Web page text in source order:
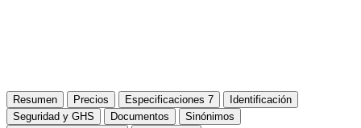
Resumen Precios Especificaciones 7
Identificación
Seguridad y GHS
Documentos
Sinónimos